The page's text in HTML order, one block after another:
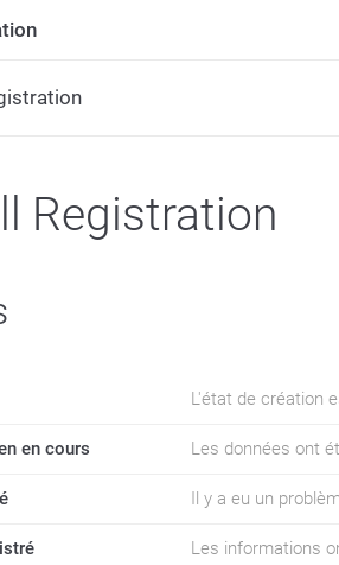
Registration
L'état de création
en cours Les données ont
Il y a eu un
Les informations